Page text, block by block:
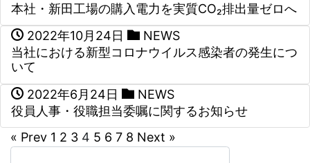
本社・新田工場の購入電力を実質CO₂排出量ゼロへ
2022年10月24日
NEWS
当社における新型コロナウイルス感染者の発生につ
いて
2022年6月24日
NEWS
役員人事・役職担当委嘱に関するお知らせ
« Prev 1 2 3 4 5 6 7 8 Next »